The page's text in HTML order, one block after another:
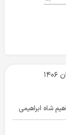
شاه ابراهیمی